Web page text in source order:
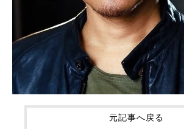
元記事へ戻る